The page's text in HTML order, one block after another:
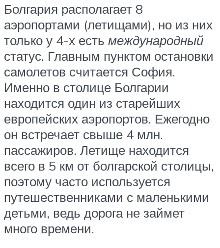
Болгария располагает 8
аэропортами (летищами), но из них
только у 4-х есть международный
статус. Главным пунктом остановки
самолетов считается София.
Именно в столице Болгарии
находится один из старейших
европейских аэропортов. Ежегодно
он встречает свыше 4 млн.
пассажиров. Летище находится
всего в 5 км от болгарской столицы,
поэтому часто используется
путешественниками с маленькими
детьми, ведь дорога не займет
много времени.